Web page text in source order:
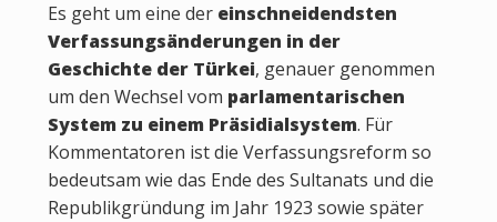
Es geht um eine der einschneidendsten
Verfassungsänderungen in der
Geschichte der Türkei, genauer genommen
um den Wechsel vom parlamentarischen
System zu einem Präsidialsystem. Für
Kommentatoren ist die Verfassungsreform so
bedeutsam wie das Ende des Sultanats und die
Republikgründung im Jahr 1923 sowie später